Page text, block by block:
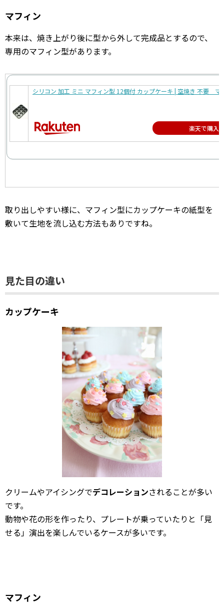
マフィン
本来は、焼き上がり後に型から外して完成品とするので、
専用のマフィン型があります。
シリコン 加工 ミニ マフィン型 12個付 カップケーキ | 空焼き 不要 マ
楽天で購入
取り出しやすい様に、マフィン型にカップケーキの紙型を
敷いて生地を流し込む方法もありですね。
見た目の違い
カップケーキ
クリームやアイシングでデコレーションされることが多い
です。
動物や花の形を作ったり、プレートが乗っていたりと「見
せる」演出を楽しんでいるケースが多いです。
マフィン